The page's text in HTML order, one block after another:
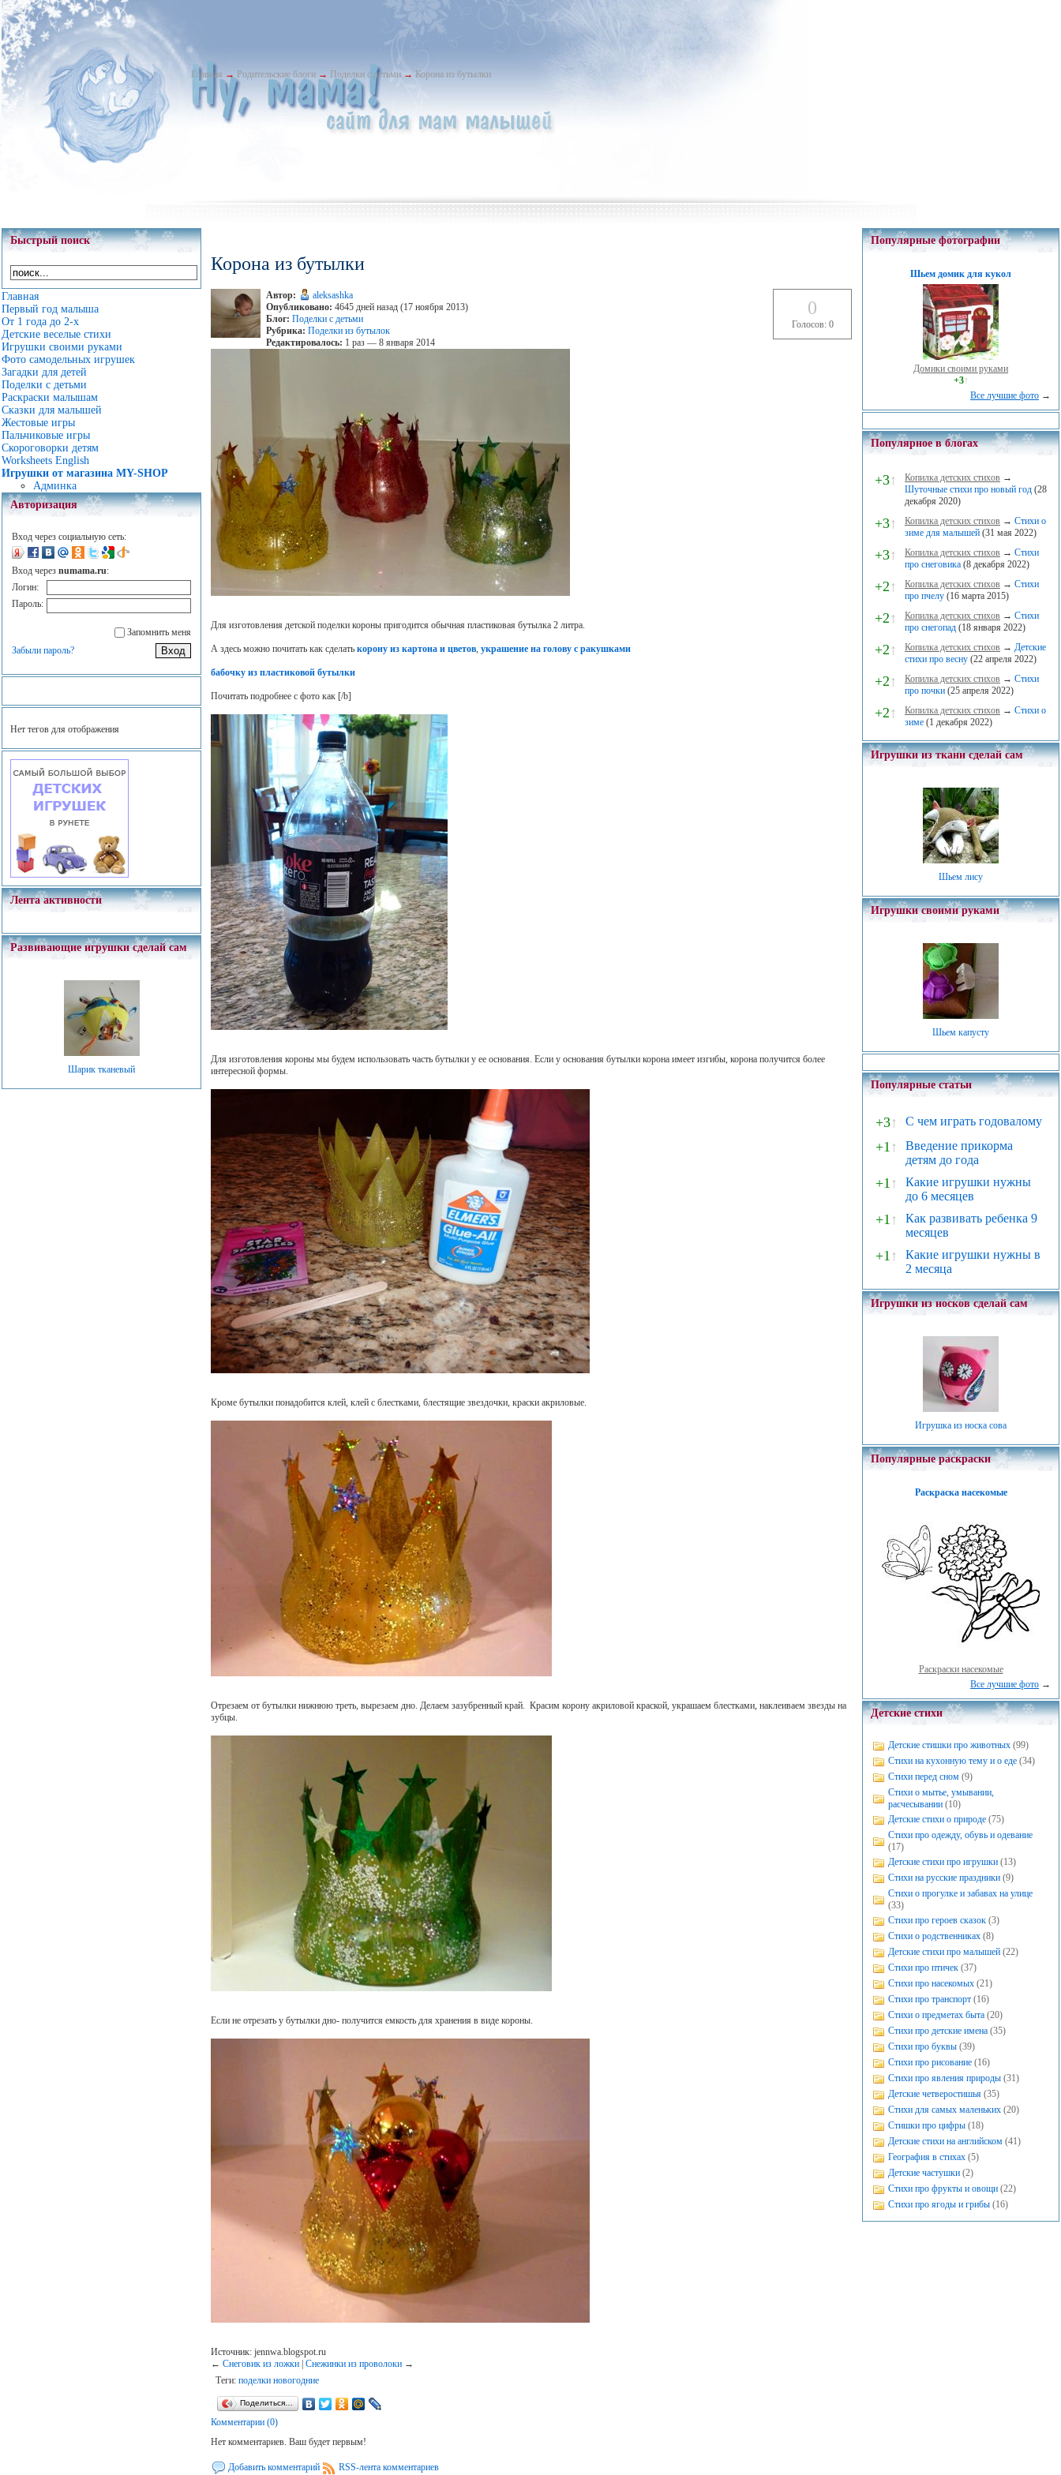
Главная → Родительские блоги → Поделки с детьми → Корона из бутылки
Быстрый поиск
Главная
Первый год малыша
От 1 года до 2-х
Детские веселые стихи
Игрушки своими руками
Фото самодельных игрушек
Загадки для детей
Поделки с детьми
Раскраски малышам
Сказки для малышей
Жестовые игры
Пальчиковые игры
Скороговорки детям
Worksheets English
Игрушки от магазина MY-SHOP
Админка
Авторизация
Вход через социальную сеть:
Вход через numama.ru:
Логин:
Пароль:
Запомнить меня
Забыли пароль?
Нет тегов для отображения
Лента активности
Развивающие игрушки сделай сам
Шарик тканевый
Корона из бутылки
Автор:
aleksashka
Опубликовано: 4645 дней назад (17 ноября 2013)
Блог: Поделки с детьми
Рубрика: Поделки из бутылок
Редактировалось: 1 раз — 8 января 2014
0
Голосов: 0
Для изготовления детской поделки короны пригодится обычная пластиковая бутылка 2 литра.
А здесь можно почитать как сделатькорону из картона и цветов,украшение на голову с ракушками
бабочку из пластиковой бутылки
Почитать подробнее с фото как [/b]
Для изготовления короны мы будем использовать часть бутылки у ее основания. Если у основания бутылки корона имеет изгибы, корона получится более
интересной формы.
Кроме бутылки понадобится клей, клей с блестками, блестящие звездочки, краски акриловые.
Отрезаем от бутылки нижнюю треть, вырезаем дно. Делаем зазубренный край. Красим корону акриловой краской, украшаем блестками, наклеиваем звезды на
зубцы.
Если не отрезать у бутылки дно- получится емкость для хранения в виде короны.
Источник: jennwa.blogspot.ru
←Снеговик из ложки |Снежинки из проволоки →
Теги:поделки новогодние
Поделиться…
Комментарии (0)
Нет комментариев. Ваш будет первым!
Добавить комментарий RSS-лента комментариев
Популярные фотографии
Шьем домик для кукол
Домики своими руками
+3↑
Все лучшие фото →
Популярное в блогах
+3↑ Копилка детских стихов →
Шуточные стихи про новый год (28
декабря 2020)
+3↑ Копилка детских стихов → Стихи о
зиме для малышей (31 мая 2022)
+3↑ Копилка детских стихов → Стихи
про снеговика (8 декабря 2022)
+2↑ Копилка детских стихов → Стихи
про пчелу (16 марта 2015)
+2↑ Копилка детских стихов → Стихи
про снегопад (18 января 2022)
+2↑ Копилка детских стихов → Детские
стихи про весну (22 апреля 2022)
+2↑ Копилка детских стихов → Стихи
про почки (25 апреля 2022)
+2↑ Копилка детских стихов → Стихи о
зиме (1 декабря 2022)
Игрушки из ткани сделай сам
Шьем лису
Игрушки своими руками
Шьем капусту
Популярные статьи
+3↑ С чем играть годовалому
+1↑
Введение прикорма
детям до года
+1↑
Какие игрушки нужны
до 6 месяцев
+1↑
Как развивать ребенка 9
месяцев
+1↑
Какие игрушки нужны в
2 месяца
Игрушки из носков сделай сам
Игрушка из носка сова
Популярные раскраски
Раскраска насекомые
Раскраски насекомые
Все лучшие фото →
Детские стихи
Детские стишки про животных (99)
Стихи на кухонную тему и о еде (34)
Стихи перед сном (9)
Стихи о мытье, умывании,
расчесывании (10)
Детские стихи о природе (75)
Стихи про одежду, обувь и одевание
(17)
Детские стихи про игрушки (13)
Стихи на русские праздники (9)
Стихи о прогулке и забавах на улице
(33)
Стихи про героев сказок (3)
Стихи о родственниках (8)
Детские стихи про малышей (22)
Стихи про птичек (37)
Стихи про насекомых (21)
Стихи про транспорт (16)
Стихи о предметах быта (20)
Стихи про детские имена (35)
Стихи про буквы (39)
Стихи про рисование (16)
Стихи про явления природы (31)
Детские четверостишья (35)
Стихи для самых маленьких (20)
Стишки про цифры (18)
Детские стихи на английском (41)
География в стихах (5)
Детские частушки (2)
Стихи про фрукты и овощи (22)
Стихи про ягоды и грибы (16)